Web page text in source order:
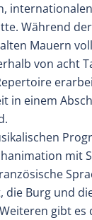
internationalen
Während
Mauern
von acht
in einem
mit
die Burg und
gibt es